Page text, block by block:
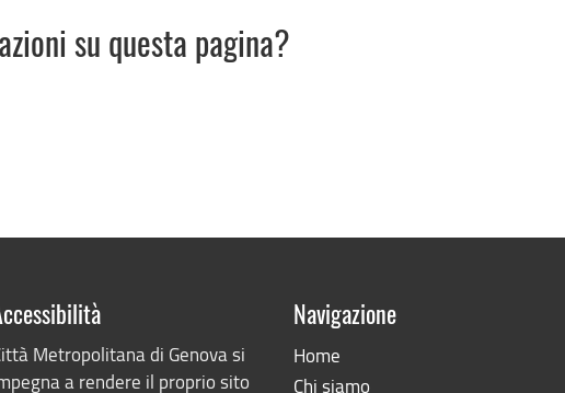
su questa pagina?
Metropolitana di Genova si
a rendere il proprio sito
Navigazione
Home
Chi siamo